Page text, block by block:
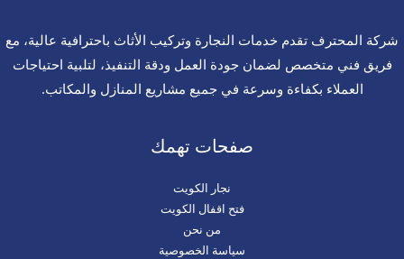
شركة المحترف تقدم خدمات النجارة وتركيب الأثاث باحترافية عالية، مع
فريق فني متخصص لضمان جودة العمل ودقة التنفيذ، لتلبية احتياجات
العملاء بكفاءة وسرعة في جميع مشاريع المنازل والمكاتب.
صفحات تهمك
نجار الكويت
فتح اقفال الكويت
من نحن
سياسة الخصوصية